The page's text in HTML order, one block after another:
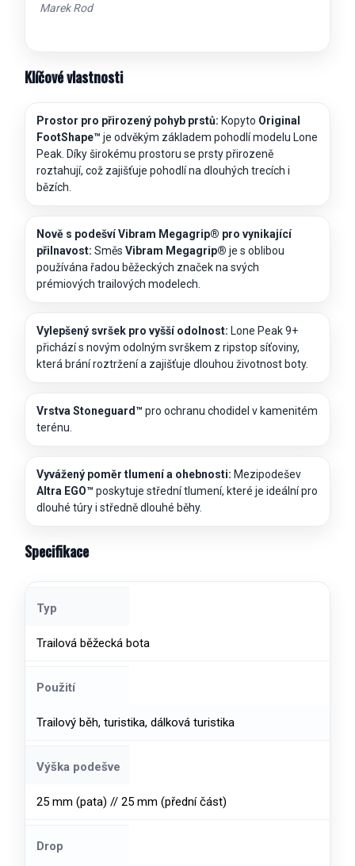
Marek Rod
Klíčové vlastnosti
Prostor pro přirozený pohyb prstů: Kopyto Original
FootShape™ je odvěkým základem pohodlí modelu Lone
Peak. Díky širokému prostoru se prsty přirozeně
roztahují, což zajišťuje pohodlí na dlouhých trecích i
bězích.
Nově s podešví Vibram Megagrip® pro vynikající
přilnavost: Směs Vibram Megagrip® je s oblibou
používána řadou běžeckých značek na svých
prémiových trailových modelech.
Vylepšený svršek pro vyšší odolnost: Lone Peak 9+
přichází s novým odolným svrškem z ripstop síťoviny,
která brání roztržení a zajišťuje dlouhou životnost boty.
Vrstva Stoneguard™ pro ochranu chodidel v kamenitém
terénu.
Vyvážený poměr tlumení a ohebnosti: Mezipodešev
Altra EGO™ poskytuje střední tlumení, které je ideální pro
dlouhé túry i středně dlouhé běhy.
Specifikace
Typ
Trailová běžecká bota
Použití
Trailový běh, turistika, dálková turistika
Výška podešve
25 mm (pata) // 25 mm (přední část)
Drop